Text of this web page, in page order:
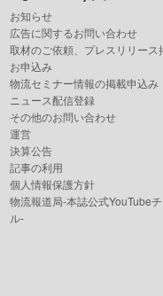
お知らせ
広告に関するお問い合わせ
取材のご依頼、プレスリリース
お申込み
物流セミナー情報の掲載申込み
ニュース配信登録
その他のお問い合わせ
運営
決算公告
記事の利用
個人情報保護方針
物流報道局-本誌公式YouTube
ル-